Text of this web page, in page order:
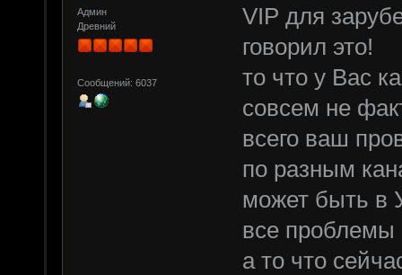
Админ
Древний
Сообщений: 6037
VIP для
говорил это!
то что у Вас
совсем не
всего ваш
по разным
может быть в
все проблемы
а то что